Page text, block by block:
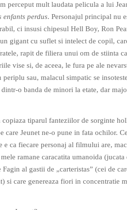
perceput mult laudata pelicula a lui
enfants perdus. Personajul principal nu
ci insusi chipesul Hell Boy, Ron
gigant cu suflet si intelect de copil,
rapit de filiera unui om de stiinta
vise si, de aceea, le fura pe ale
sau, malacul simpatic se
o banda de minori la etate, dar
copiaza tiparul fanteziilor de sorginte
care Jeunet ne-o pune in fata ochilor.
e ca fiecare personaj al filmului are,
ramane caracatita umanoida (jucata
al gastii de „carteristas” (cei de
si care genereaza fiori in concentratie